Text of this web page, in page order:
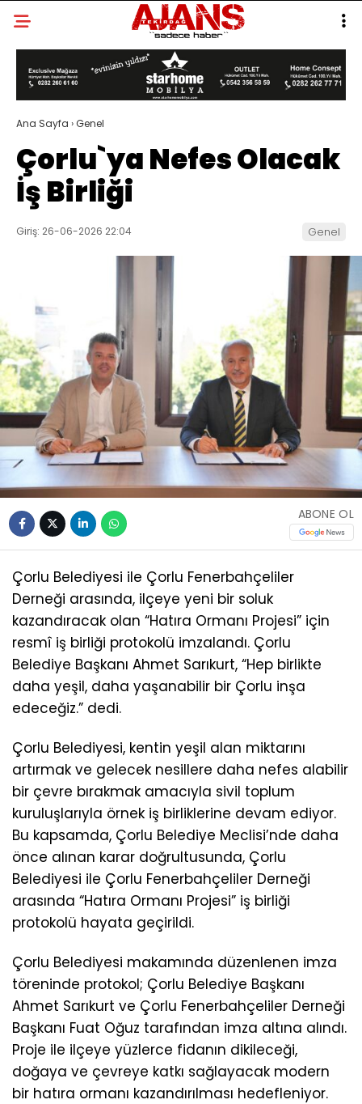
Ana Sayfa ›Genel
Çorlu`ya Nefes Olacak
İş Birliği
Giriş: 26-06-2026 22:04 Genel
ABONE OL
Çorlu Belediyesi ile Çorlu Fenerbahçeliler
Derneği arasında, ilçeye yeni bir soluk
kazandıracak olan “Hatıra Ormanı Projesi” için
resmî iş birliği protokolü imzalandı. Çorlu
Belediye Başkanı Ahmet Sarıkurt, “Hep birlikte
daha yeşil, daha yaşanabilir bir Çorlu inşa
edeceğiz.” dedi.
Çorlu Belediyesi, kentin yeşil alan miktarını
artırmak ve gelecek nesillere daha nefes alabilir
bir çevre bırakmak amacıyla sivil toplum
kuruluşlarıyla örnek iş birliklerine devam ediyor.
Bu kapsamda, Çorlu Belediye Meclisi’nde daha
önce alınan karar doğrultusunda, Çorlu
Belediyesi ile Çorlu Fenerbahçeliler Derneği
arasında “Hatıra Ormanı Projesi” iş birliği
protokolü hayata geçirildi.
Çorlu Belediyesi makamında düzenlenen imza
töreninde protokol; Çorlu Belediye Başkanı
Ahmet Sarıkurt ve Çorlu Fenerbahçeliler Derneği
Başkanı Fuat Oğuz tarafından imza altına alındı.
Proje ile ilçeye yüzlerce fidanın dikileceği,
doğaya ve çevreye katkı sağlayacak modern
bir hatıra ormanı kazandırılması hedefleniyor.